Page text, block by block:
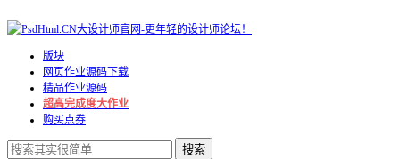
版块
网页作业源码下载
精品作业源码
超高完成度大作业
购买点券
搜索